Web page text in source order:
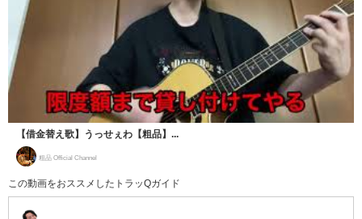
【借金替え歌】うっせぇわ【粗品】...
粗品 Official Channel
この動画をおススメしたトラッQガイド